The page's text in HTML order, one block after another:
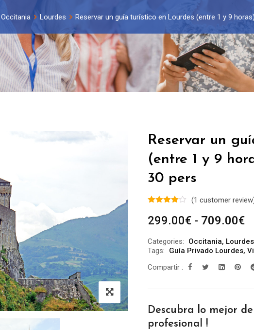
Occitania Lourdes Reservar un guía turístico en Lourdes (entre 1 y 9
Reservar un
(entre 1 y 9
30 pers
(1 customer
299.00€ - 709.00€
Categories: Occitania, Lourdes
Tags:
Guía Privado Lourdes,
Compartir :
Descubra lo mejor de
profesional !